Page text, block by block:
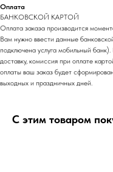
Оплата
БАНКОВСКОЙ КАРТОЙ
Оплата заказа производится
Вам нужно ввести данные
подключена услуга мобильный
доставку, комиссия при оплате
оплаты ваш заказ будет
выходных и праздничных дней.
С этим товаром